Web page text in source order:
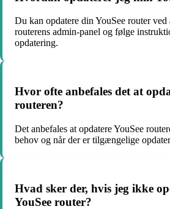
Du kan opdatere din YouSee router
routerens admin-panel og følge
opdatering.
Hvor ofte anbefales det at
routeren?
Det anbefales at opdatere YouSee
behov og når der er tilgængelige
Hvad sker der, hvis jeg ikke
YouSee router?